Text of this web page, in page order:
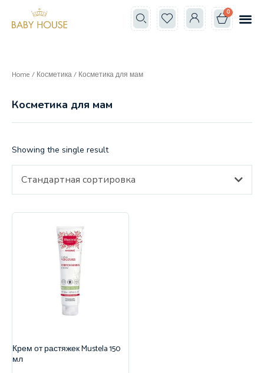
0
Home / Косметика/ Косметика для мам
Косметика для мам
Showing the single result
Стандартная сортировка
Крем от растяжек Mustela 150
мл